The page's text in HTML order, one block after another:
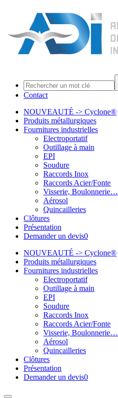
Contact
NOUVEAUTÉ -> Cyclone®
Produits métallurgiques
Fournitures industrielles
Electroportatif
Outillage à main
EPI
Soudure
Raccords Inox
Raccords Acier/Fonte
Visserie, Boulonnerie…
Aérosol
Quincailleries
Clôtures
Présentation
Demander un devis0
NOUVEAUTÉ -> Cyclone®
Produits métallurgiques
Fournitures industrielles
Electroportatif
Outillage à main
EPI
Soudure
Raccords Inox
Raccords Acier/Fonte
Visserie, Boulonnerie…
Aérosol
Quincailleries
Clôtures
Présentation
Demander un devis0